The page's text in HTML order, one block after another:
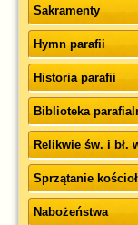
Sakramenty
Hymn parafii
Historia parafii
Biblioteka
Relikwie św. i bł.
Sprzątanie
Nabożeństwa